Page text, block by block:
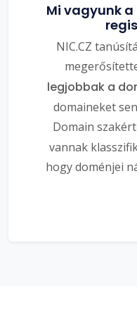
Mi vagyunk
NIC.CZ
legjobbak a
domaineket
Domain
vannak
hogy doménjei